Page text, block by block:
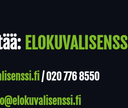
ELOKUVALISENSSI
/020 776 8550